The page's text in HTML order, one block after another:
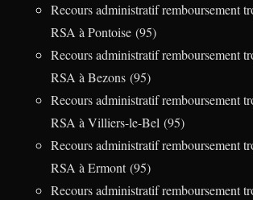
Recours administratif remboursement
RSA à Pontoise (95)
Recours administratif remboursement
RSA à Bezons (95)
Recours administratif remboursement
RSA à Villiers-le-Bel (95)
Recours administratif remboursement
RSA à Ermont (95)
Recours administratif remboursement